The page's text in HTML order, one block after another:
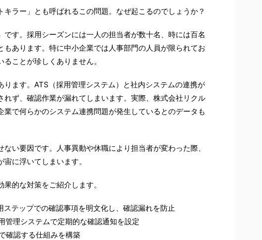
キラー」とも呼ばれるこの問題。なぜ起こるのでしょうか？
です。採用シーズンには一人の担当者が数十名、時には百名
もあります。特に中小企業では人事部門の人員が限られてお
ことが珍しくありません。
ります。ATS（採用管理システム）と社内システムの連携が
れず、確認作業が漏れてしまいます。実際、株式会社リクル
業で何らかのシステム連携問題が発生しているとのデータも
ない要因です。人事異動や休職により担当者が変わった際、
に浮いてしまいます。
的な対策をご紹介します。
ステップでの確認事項を明文化し、確認漏れを防止
管理システムで定期的な確認通知を設定
確認する仕組みを構築